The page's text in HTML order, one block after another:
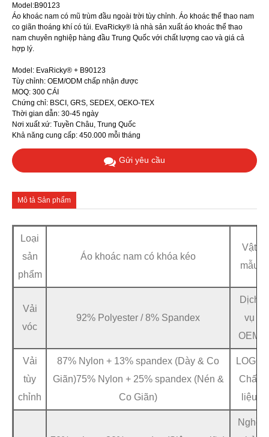
Model:B90123
Áo khoác nam có mũ trùm đầu ngoài trời tùy chỉnh. Áo khoác thể thao nam
co giãn thoáng khí có túi. EvaRicky® là nhà sản xuất áo khoác thể thao
nam chuyên nghiệp hàng đầu Trung Quốc với chất lượng cao và giá cả
hợp lý.
Model: EvaRicky® + B90123
Tùy chỉnh: OEM/ODM chấp nhận được
MOQ: 300 CÁI
Chứng chỉ: BSCI, GRS, SEDEX, OEKO-TEX
Thời gian dẫn: 30-45 ngày
Nơi xuất xứ: Tuyền Châu, Trung Quốc
Khả năng cung cấp: 450.000 mỗi tháng
Gửi yêu cầu
Mô tả Sản phẩm
Loại
sản
phẩm
Áo khoác nam có khóa kéo
Vật
mẫu
Vải
vóc
92% Polyester / 8% Spandex
Dịch
vụ
OEM
Vải
tùy
chỉnh
87% Nylon + 13% spandex (Dày & Co
Giãn)75% Nylon + 25% spandex (Nén &
Co Giãn)
LOGO
Chất
liệu
Nghề